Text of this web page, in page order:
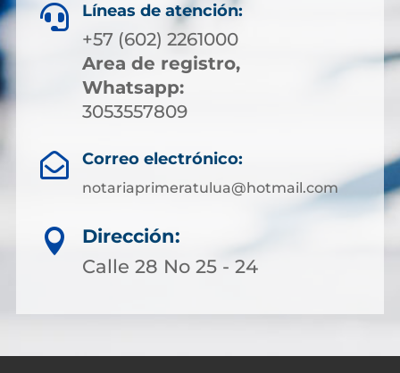
 Líneas de atención:
+57 (602) 2261000
Area de registro,
Whatsapp:
3053557809
 Correo electrónico:
notariaprimeratulua@hotmail.com

Dirección:
Calle 28 No 25 - 24